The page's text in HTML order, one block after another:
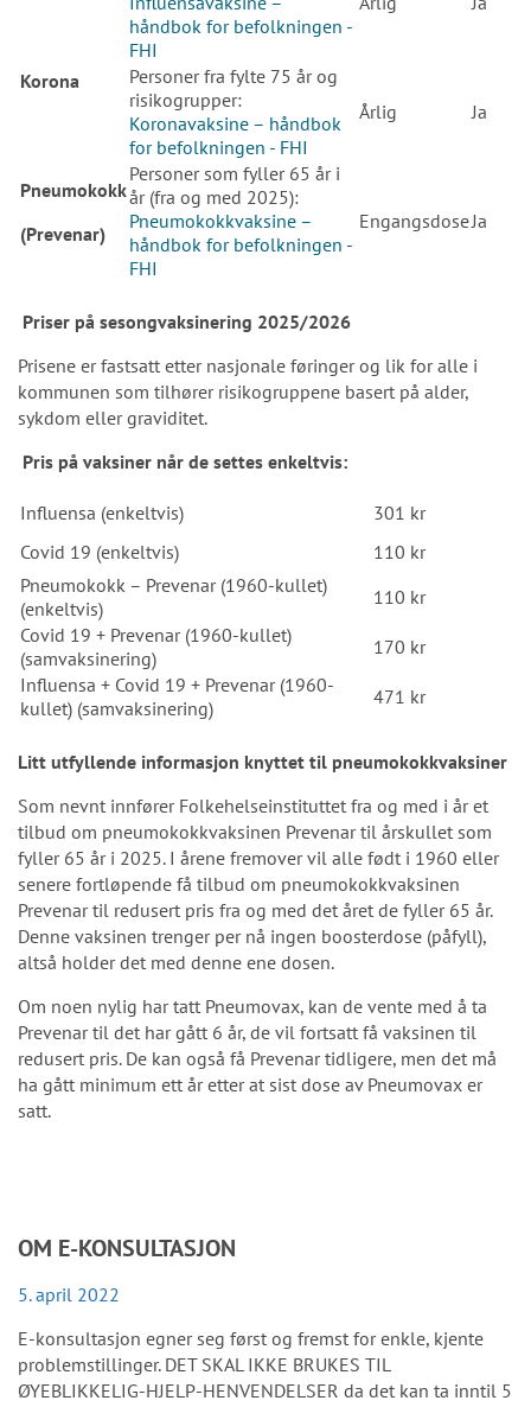
håndbok for befolkningen -
FHI
Korona
Personer fra fylte 75 år og
risikogrupper:
Koronavaksine – håndbok
for befolkningen - FHI
Årlig Ja
Pneumokokk
(Prevenar)
Personer som fyller 65 år i
år (fra og med 2025):
Pneumokokkvaksine –
håndbok for befolkningen -
FHI
EngangsdoseJa
Priser på sesongvaksinering 2025/2026
Prisene er fastsatt etter nasjonale føringer og lik for alle i
kommunen som tilhører risikogruppene basert på alder,
sykdom eller graviditet.
Pris på vaksiner når de settes enkeltvis:
Influensa (enkeltvis)
301 kr
Covid 19 (enkeltvis)
110 kr
Pneumokokk – Prevenar (1960-kullet)
(enkeltvis)
110 kr
Covid 19 + Prevenar (1960-kullet)
(samvaksinering)
170 kr
Influensa + Covid 19 + Prevenar (1960-
kullet) (samvaksinering)
471 kr
Litt utfyllende informasjon knyttet til pneumokokkvaksiner
Som nevnt innfører Folkehelseinstituttet fra og med i år et
tilbud om pneumokokkvaksinen Prevenar til årskullet som
fyller 65 år i 2025. I årene fremover vil alle født i 1960 eller
senere fortløpende få tilbud om pneumokokkvaksinen
Prevenar til redusert pris fra og med det året de fyller 65 år.
Denne vaksinen trenger per nå ingen boosterdose (påfyll),
altså holder det med denne ene dosen.
Om noen nylig har tatt Pneumovax, kan de vente med å ta
Prevenar til det har gått 6 år, de vil fortsatt få vaksinen til
redusert pris. De kan også få Prevenar tidligere, men det må
ha gått minimum ett år etter at sist dose av Pneumovax er
satt.
OM E-KONSULTASJON
5. april 2022
E-konsultasjon egner seg først og fremst for enkle, kjente
problemstillinger. DET SKAL IKKE BRUKES TIL
ØYEBLIKKELIG-HJELP-HENVENDELSER da det kan ta inntil 5